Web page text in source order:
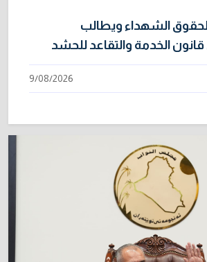
الشهداء ويطالب
الخدمة والتقاعد للحشد
9/08/2026